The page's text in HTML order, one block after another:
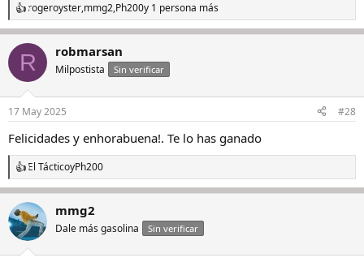
R
e
c
i
e
:
rogeroyster,mmg2,Ph200y 1 persona más
R robmarsan
Milpostista Sin verificar
17 May 2025 #28
Felicidades y enhorabuena!. Te lo has ganado
R
e
a
c
c
i
El TácticoyPh200
mmg2
Dale más gasolina Sin verificar